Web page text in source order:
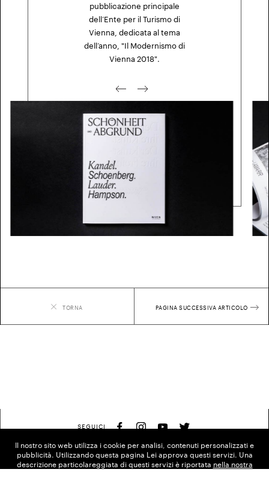
OK
pubblicazione principale
dell’Ente per il Turismo di
Vienna, dedicata al tema
dell’anno, "Il Modernismo di
Vienna 2018".
TORNA PAGINA SUCCESSIVA ARTICOLO
DE / EN / / FR IT
SEGUICI